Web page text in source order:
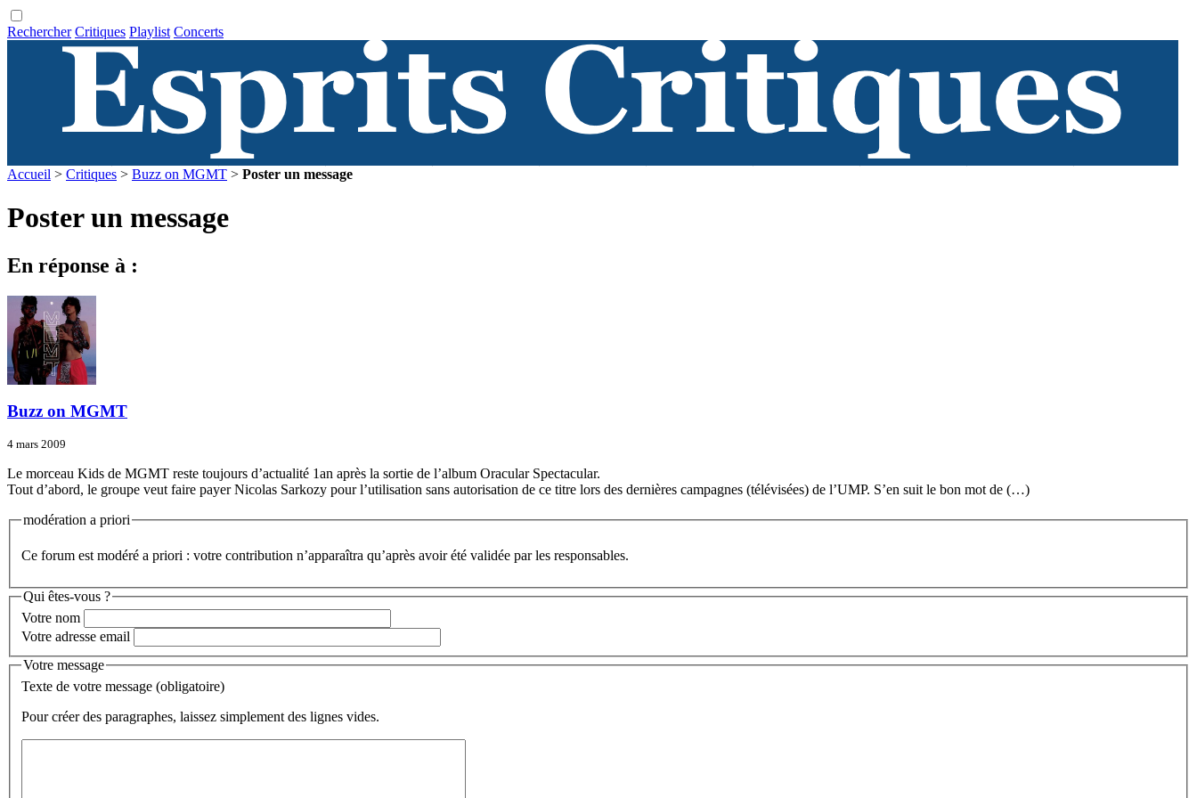
Rechercher Critiques Playlist Concerts
Accueil > Critiques > Buzz on MGMT > Poster un message
Poster un message
En réponse à :
Buzz on MGMT
4 mars 2009
Le morceau Kids de MGMT reste toujours d’actualité 1an après la sortie de l’album Oracular Spectacular.
Tout d’abord, le groupe veut faire payer Nicolas Sarkozy pour l’utilisation sans autorisation de ce titre lors des dernières campagnes (télévisées) de l’UMP. S’en suit le bon mot de (…)
modération a priori
Ce forum est modéré a priori : votre contribution n’apparaîtra qu’après avoir été validée par les responsables.
Qui êtes-vous ?
Votre nom
Votre adresse email
Votre message
Texte de votre message (obligatoire)
Pour créer des paragraphes, laissez simplement des lignes vides.